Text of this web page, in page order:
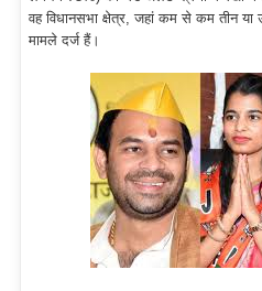
वह विधानसभा क्षेत्र, जहां कम से कम तीन
मामले दर्ज हैं।